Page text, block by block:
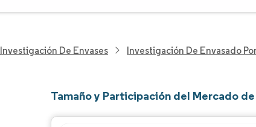
Investigación De Envases Investigación De Envasado
Tamaño y Participación del Mercado